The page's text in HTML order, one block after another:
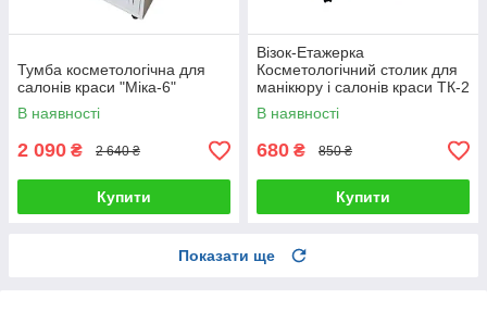
Тумба косметологічна для
салонів краси "Міка-6"
В наявності
2 090 ₴ 2 640 ₴
Купити
Візок-Етажерка
Косметологічний столик для
манікюру і салонів краси ТК-2
міні
В наявності
680 ₴ 850 ₴
Купити
Показати ще